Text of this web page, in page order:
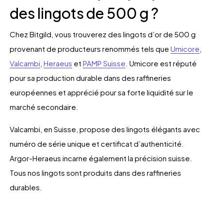
des lingots de 500 g ?
Chez Bitgild, vous trouverez des lingots d’or de 500 g
provenant de producteurs renommés tels que Umicore,
Valcambi, Heraeus et PAMP Suisse. Umicore est réputé
pour sa production durable dans des raffineries
européennes et apprécié pour sa forte liquidité sur le
marché secondaire.
Valcambi, en Suisse, propose des lingots élégants avec
numéro de série unique et certificat d’authenticité.
Argor-Heraeus incarne également la précision suisse.
Tous nos lingots sont produits dans des raffineries
durables.